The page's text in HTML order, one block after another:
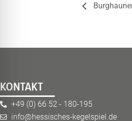
KONTAKT
+49 (0) 66 52 - 180-195
info@hessisches-kegelspiel.de